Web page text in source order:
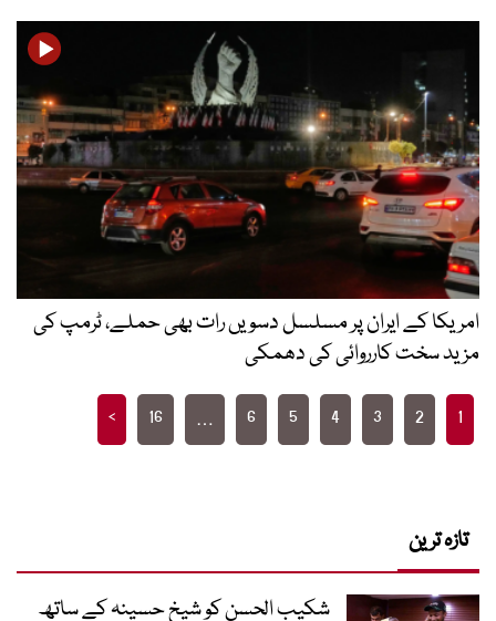
امریکا کے ایران پر مسلسل دسویں رات بھی حملے، ٹرمپ کی
مزید سخت کارروائی کی دھمکی
Posts
pagination
1
2
3
4
5
6
…
16
>
تازہ ترین
شکیب الحسن کو شیخ حسینہ کے ساتھ